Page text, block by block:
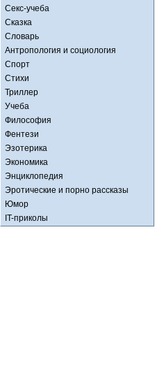
Секс-учеба
Сказка
Словарь
Антропология и социология
Спорт
Стихи
Триллер
Учеба
Философия
Фентези
Эзотерика
Экономика
Энциклопедия
Эротические и порно рассказы
Юмор
IT-приколы